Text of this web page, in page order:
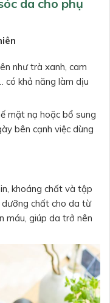
da cho phụ
như trà xanh, cam
có khả năng làm dịu
mặt nạ hoặc bổ sung
bên cạnh việc dùng
khoáng chất và tập
chất cho da từ
máu, giúp da trở nên